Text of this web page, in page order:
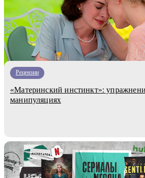
Рецензии
«Материнский инстинкт»:
манипуляциях